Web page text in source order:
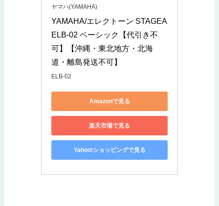
ヤマハ(YAMAHA)
YAMAHA/エレクトーン STAGEA
ELB-02 ベーシック【代引き不
可】【沖縄・東北地方・北海
道・離島発送不可】
ELB-02
Amazonで見る
楽天市場で見る
Yahoo!ショッピングで見る